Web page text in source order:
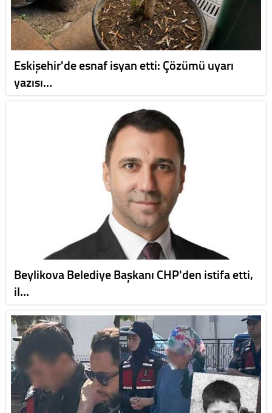
Eskişehir'de esnaf isyan etti: Çözümü uyarı
yazısı…
Beylikova Belediye Başkanı CHP'den istifa etti,
il…